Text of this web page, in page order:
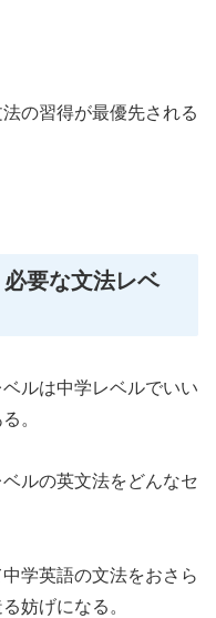
の習得が最優先される
要な文法レベ
ルは中学レベルでいい
。
ルの英文法をどんなセ
学英語の文法をおさら
妨げになる。